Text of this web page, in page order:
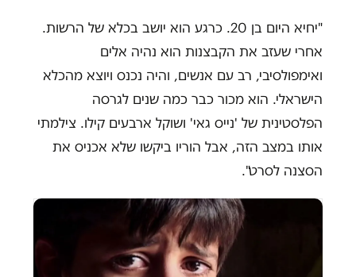
"יחיא היום בן 20. כרגע הוא יושב בכלא של הרשות.
אחרי שעזב את הקבצנות הוא נהיה אלים
ואימפולסיבי, רב עם אנשים, והיה נכנס ויוצא מהכלא
הישראלי. הוא מכור כבר כמה שנים לגרסה
הפלסטינית של 'נייס גאי' ושוקל ארבעים קילו. צילמתי
אותו במצב הזה, אבל הוריו ביקשו שלא אכניס את
הסצנה לסרט".